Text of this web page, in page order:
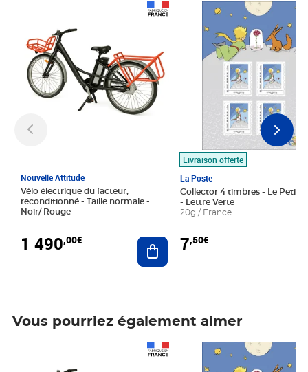
Nouvelle Attitude
Vélo électrique du facteur,
reconditionné - Taille normale -
Noir/ Rouge
1 490,00€ Ajouter au panier
Livraison offerte
La Poste
Collector 4 timbres - Le Petit
- Lettre Verte
20g / France
7,50€
Prix 7,50€
Vous pourriez également aimer
Prix 7,50€